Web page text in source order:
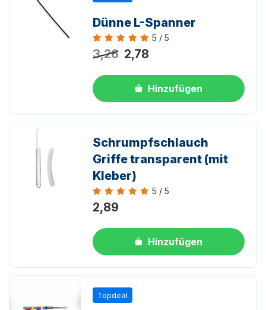
Dünne L-Spanner
Bewertung 5 von 5
5 / 5
3,26 2,78
Hinzufügen
Schrumpfschlauch
Griffe transparent (mit
Kleber)
Bewertung 5 von 5
5 / 5
2,89
Hinzufügen
Topdeal